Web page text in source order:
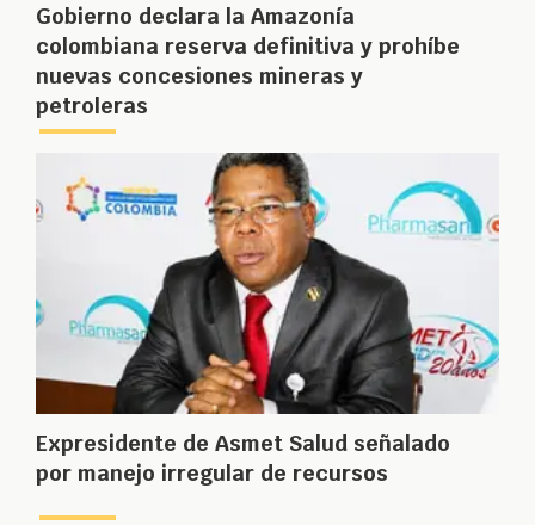
Gobierno declara la Amazonía
colombiana reserva definitiva y prohíbe
nuevas concesiones mineras y
petroleras
Expresidente de Asmet Salud señalado
por manejo irregular de recursos